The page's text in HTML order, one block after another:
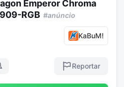
Emperor Chroma
RGB #anúncio
KaBuM!
Reportar